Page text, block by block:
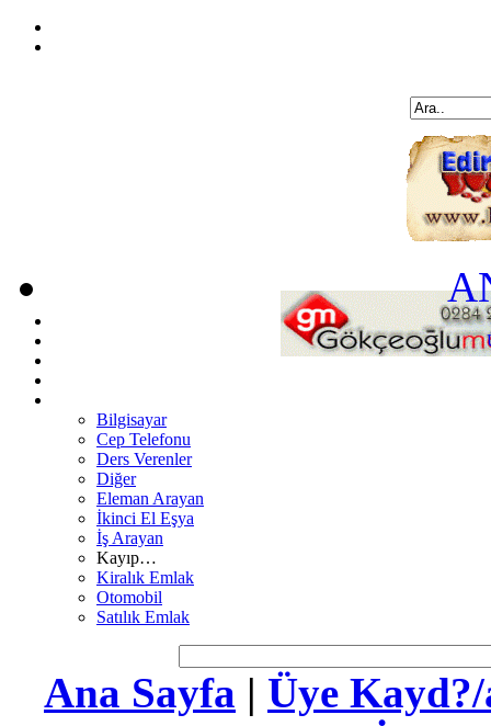
Bilgisayar
Cep Telefonu
Ders Verenler
Diğer
Eleman Arayan
İkinci El Eşya
İş Arayan
Kayıp…
Kiralık Emlak
Otomobil
Satılık Emlak
Ana Sayfa | Üye